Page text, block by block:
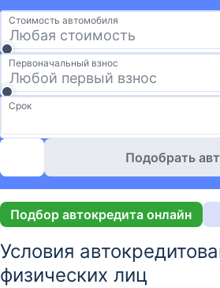
Стоимость автомобиля
Первоначальный взнос
Срок
Подобрать
Подбор автокредита онлайн
Условия
физических лиц